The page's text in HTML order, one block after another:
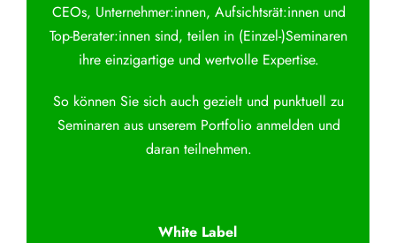
CEOs, Unternehmer:innen, Aufsichtsrät:innen und
Top-Berater:innen sind, teilen in (Einzel-)Seminaren
ihre einzigartige und wertvolle Expertise.
So können Sie sich auch gezielt und punktuell zu
Seminaren aus unserem Portfolio anmelden und
daran teilnehmen.
White Label